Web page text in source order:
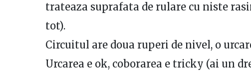
trateaza suprafata de rulare cu niste
tot).
Circuitul are doua ruperi de nivel, o
Urcarea e ok, coborarea e tricky (ai un